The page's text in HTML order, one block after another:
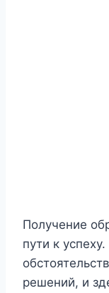
Получение
пути к
решений, и